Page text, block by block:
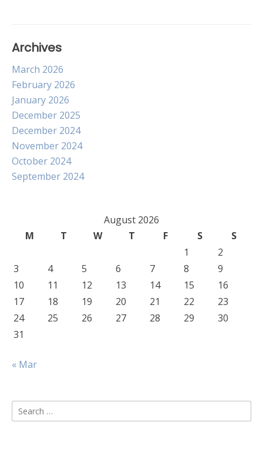
Archives
March 2026
February 2026
January 2026
December 2025
December 2024
November 2024
October 2024
September 2024
August 2026
M
T W T F S
S
1
2
3
4 5 6 7 8
9
10
11 12 13 14 15
16
17
18 19 20 21 22
23
24
25 26 27 28 29
30
31
« Mar
Search
for: